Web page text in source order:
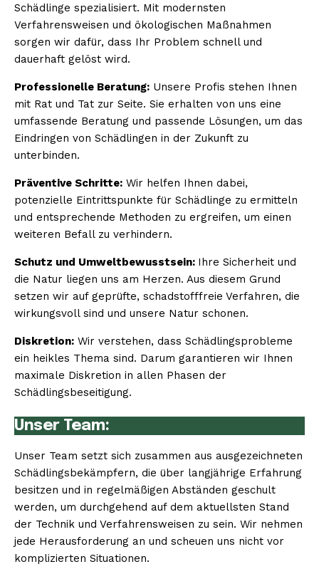
Schädlinge spezialisiert. Mit modernsten
Verfahrensweisen und ökologischen Maßnahmen
sorgen wir dafür, dass Ihr Problem schnell und
dauerhaft gelöst wird.
Professionelle Beratung: Unsere Profis stehen Ihnen
mit Rat und Tat zur Seite. Sie erhalten von uns eine
umfassende Beratung und passende Lösungen, um das
Eindringen von Schädlingen in der Zukunft zu
unterbinden.
Präventive Schritte: Wir helfen Ihnen dabei,
potenzielle Eintrittspunkte für Schädlinge zu ermitteln
und entsprechende Methoden zu ergreifen, um einen
weiteren Befall zu verhindern.
Schutz und Umweltbewusstsein: Ihre Sicherheit und
die Natur liegen uns am Herzen. Aus diesem Grund
setzen wir auf geprüfte, schadstofffreie Verfahren, die
wirkungsvoll sind und unsere Natur schonen.
Diskretion: Wir verstehen, dass Schädlingsprobleme
ein heikles Thema sind. Darum garantieren wir Ihnen
maximale Diskretion in allen Phasen der
Schädlingsbeseitigung.
Unser Team:
Unser Team setzt sich zusammen aus ausgezeichneten
Schädlingsbekämpfern, die über langjährige Erfahrung
besitzen und in regelmäßigen Abständen geschult
werden, um durchgehend auf dem aktuellsten Stand
der Technik und Verfahrensweisen zu sein. Wir nehmen
jede Herausforderung an und scheuen uns nicht vor
komplizierten Situationen.